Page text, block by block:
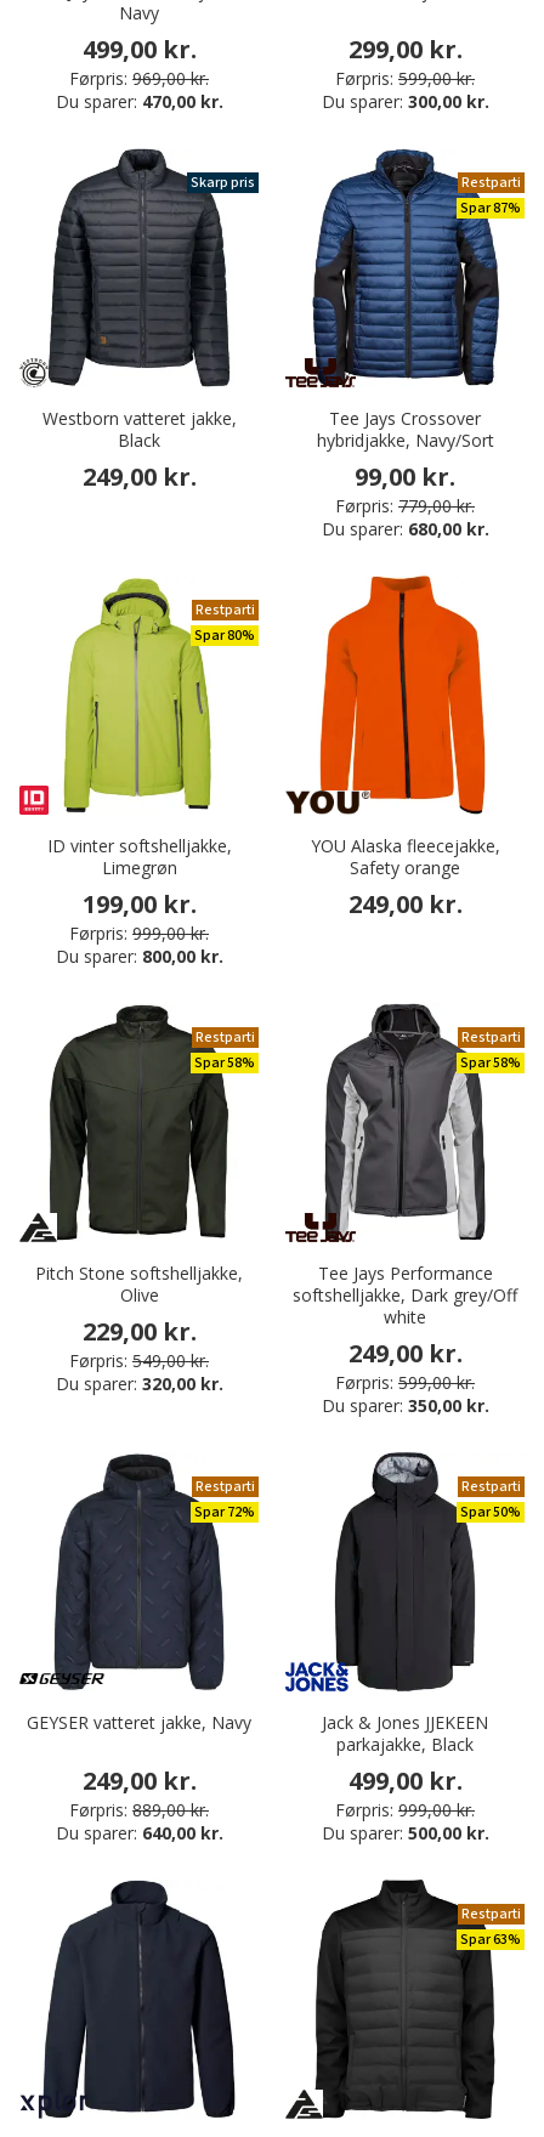
Navy
499,00 kr.
Førpris: 969,00 kr.
Du sparer: 470,00 kr.
299,00 kr.
Førpris: 599,00 kr.
Du sparer: 300,00 kr.
Skarp pris
Westborn vatteret jakke,
Black
249,00 kr.
Restparti
Spar 87%
Tee Jays Crossover
hybridjakke, Navy/Sort
99,00 kr.
Førpris: 779,00 kr.
Du sparer: 680,00 kr.
Restparti
Spar 80%
ID vinter softshelljakke,
Limegrøn
199,00 kr.
Førpris: 999,00 kr.
Du sparer: 800,00 kr.
YOU Alaska fleecejakke,
Safety orange
249,00 kr.
Restparti
Spar 58%
Pitch Stone softshelljakke,
Olive
229,00 kr.
Førpris: 549,00 kr.
Du sparer: 320,00 kr.
Restparti
Spar 58%
Tee Jays Performance
softshelljakke, Dark grey/Off
white
249,00 kr.
Førpris: 599,00 kr.
Du sparer: 350,00 kr.
Restparti
Spar 72%
GEYSER vatteret jakke, Navy
249,00 kr.
Førpris: 889,00 kr.
Du sparer: 640,00 kr.
Restparti
Spar 50%
Jack & Jones JJEKEEN
parkajakke, Black
499,00 kr.
Førpris: 999,00 kr.
Du sparer: 500,00 kr.
Restparti
Spar 63%